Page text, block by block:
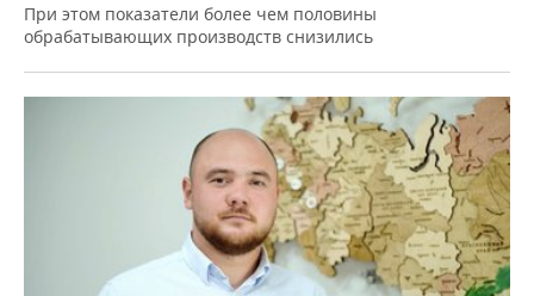
При этом показатели более чем половины
обрабатывающих производств снизились